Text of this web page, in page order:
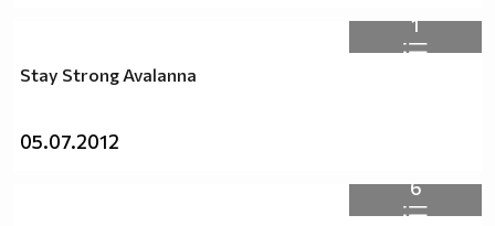
1
Stay Strong Avalanna
05.07.2012
6